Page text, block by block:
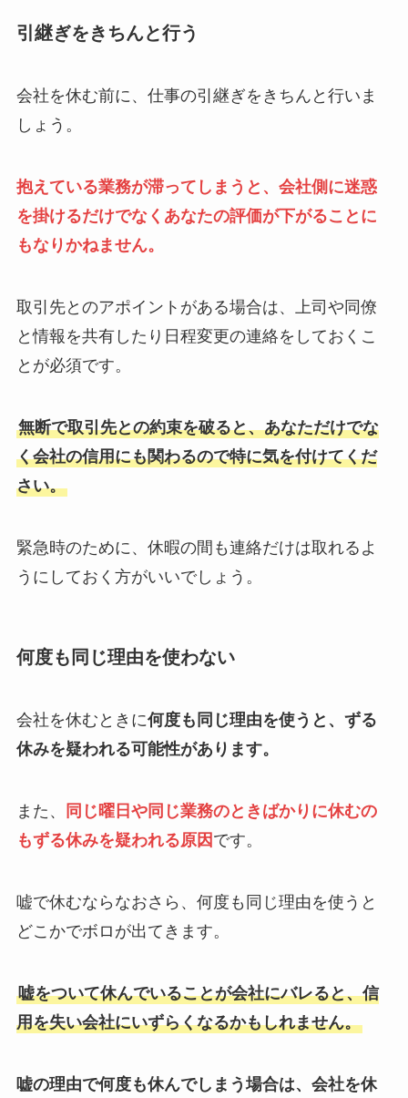
引継ぎをきちんと行う
会社を休む前に、仕事の引継ぎをきちんと行いま
しょう。
抱えている業務が滞ってしまうと、会社側に迷惑
を掛けるだけでなくあなたの評価が下がることに
もなりかねません。
取引先とのアポイントがある場合は、上司や同僚
と情報を共有したり日程変更の連絡をしておくこ
とが必須です。
無断で取引先との約束を破ると、あなただけでな
く会社の信用にも関わるので特に気を付けてくだ
さい。
緊急時のために、休暇の間も連絡だけは取れるよ
うにしておく方がいいでしょう。
何度も同じ理由を使わない
会社を休むときに何度も同じ理由を使うと、ずる
休みを疑われる可能性があります。
また、
同じ曜日や同じ業務のときばかりに休むの
もずる休みを疑われる原因 です。
嘘で休むならなおさら、何度も同じ理由を使うと
どこかでボロが出てきます。
嘘をついて休んでいることが会社にバレると、信
用を失い会社にいずらくなるかもしれません。
嘘の理由で何度も休んでしまう場合は、会社を休